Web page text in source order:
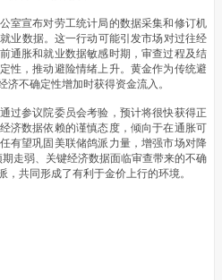
室宣布对劳工统计局的数据采集和修订机
业数据。这一行动可能引发市场对过往经
通胀和就业数据敏感时期，审查过程及结
性，推动避险情绪上升。黄金作为传统避
不确定性增加时获得资金流入。
过参议院委员会考验，预计将很快获得正
济数据依赖的谨慎态度，倾向于在通胀可
有望巩固美联储鸽派力量，增强市场对降
走弱、关键经济数据面临审查带来的不确
共同形成了有利于金价上行的环境。